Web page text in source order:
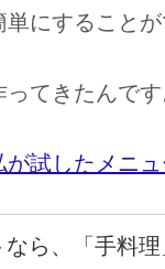
にすることが
てきたんです
試したメニュ
ら、「手料